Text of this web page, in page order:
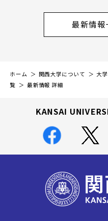
最新情報
ホーム 関西大学について 大
覧
最新情報 詳細
KANSAI